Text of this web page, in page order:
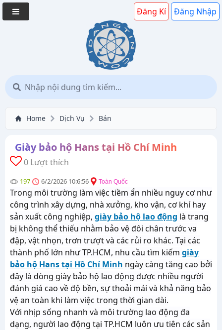
Đăng Kí Đăng Nhập
Home Dịch Vụ Bán
Giày bảo hộ Hans tại Hồ Chí Minh
0 Lượt thích
197 6/2/2026 10:6:56 Toàn Quốc
Trong môi trường làm việc tiềm ẩn nhiều nguy cơ như
công trình xây dựng, nhà xưởng, kho vận, cơ khí hay
sản xuất công nghiệp, giày bảo hộ lao động là trang
bị không thể thiếu nhằm bảo vệ đôi chân trước va
đập, vật nhọn, trơn trượt và các rủi ro khác. Tại các
thành phố lớn như TP.HCM, nhu cầu tìm kiếm giày
bảo hộ Hans tại Hồ Chí Minh ngày càng tăng cao bởi
đây là dòng giày bảo hộ lao động được nhiều người
đánh giá cao về độ bền, sự thoải mái và khả năng bảo
vệ an toàn khi làm việc trong thời gian dài.
Với nhịp sống nhanh và môi trường lao động đa
dạng, người lao động tại TP.HCM luôn ưu tiên các sản